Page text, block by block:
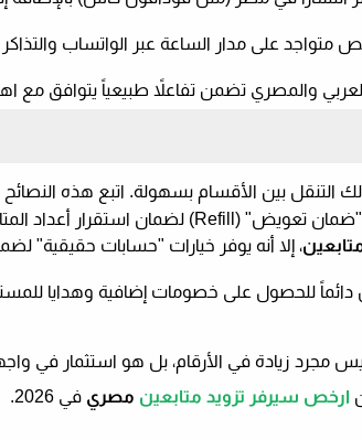
على مدار الساعة عبر الواتساب
والمصري تضمن تفاعلاً طبيعياً يتوافق مع
بين الأقسام بسهولة. اتبع هذه
تعويض" ( Refill) لضمان استقرار أعداد
، إلا أنه يوفر خيارات "حسابات حقيقية"
للحصول على خصومات إضافية وهدايا
مجرد زيادة في الأرقام، بل هو استثمار في
ارخص سيرفر تزويد متابعين مصري في 2026.